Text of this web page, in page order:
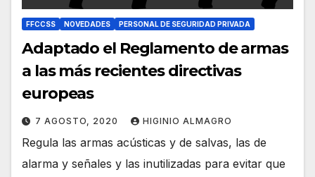
FFCCSS NOVEDADES PERSONAL DE SEGURIDAD PRIVADA
Adaptado el Reglamento de armas
a las más recientes directivas
europeas
7 AGOSTO, 2020 HIGINIO ALMAGRO
Regula las armas acústicas y de salvas, las de
alarma y señales y las inutilizadas para evitar que